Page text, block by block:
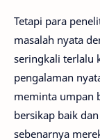
Tetapi para
masalah nyata
seringkali terlalu
pengalaman
meminta umpan
bersikap baik
sebenarnya